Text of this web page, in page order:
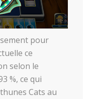
pour
ce
selon le
%, ce qui
Cats au